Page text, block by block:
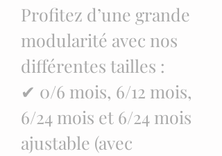
Profitez d’une grande
modularité avec nos
différentes tailles :
✔ 0/6 mois, 6/12 mois,
6/24 mois et 6/24 mois
ajustable (avec